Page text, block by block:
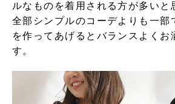
ルなものを着用される方が多いと
全部シンプルのコーデよりも一部
を作ってあげるとバランスよくお
す。